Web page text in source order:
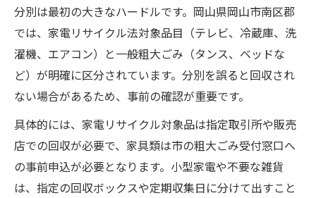
分別は最初の大きなハードルです。岡山県岡山市南区郡
では、家電リサイクル法対象品目（テレビ、冷蔵庫、洗
濯機、エアコン）と一般粗大ごみ（タンス、ベッドな
ど）が明確に区分されています。分別を誤ると回収され
ない場合があるため、事前の確認が重要です。
具体的には、家電リサイクル対象品は指定取引所や販売
店での回収が必要で、家具類は市の粗大ごみ受付窓口へ
の事前申込が必要となります。小型家電や不要な雑貨
は、指定の回収ボックスや定期収集日に分けて出すこと